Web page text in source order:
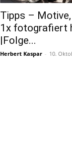
Tipps –
1x fotografiert
|Folge...
Herbert Kaspar - 10.